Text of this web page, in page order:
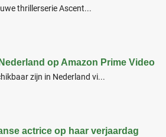
thrillerserie Ascent...
op Amazon Prime Video
zijn in Nederland vi...
actrice op haar verjaardag